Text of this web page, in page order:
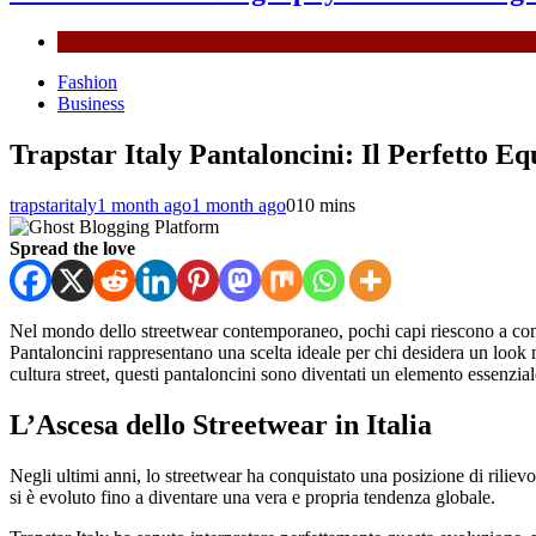
Fashion
Business
Trapstar Italy Pantaloncini: Il Perfetto
trapstaritaly1 month ago1 month ago010 mins
Spread the love
Nel mondo dello streetwear contemporaneo, pochi capi riescono a
Pantaloncini rappresentano una scelta ideale per chi desidera un
cultura street, questi pantaloncini sono diventati un elemento
L’Ascesa dello Streetwear in Italia
Negli ultimi anni, lo streetwear ha conquistato una posizione di
si è evoluto fino a diventare una vera e propria tendenza globale.